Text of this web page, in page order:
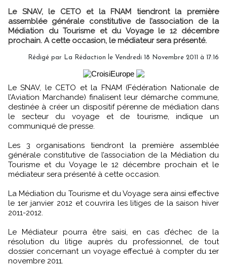
Le SNAV, le CETO et la FNAM tiendront la première
assemblée générale constitutive de l’association de la
Médiation du Tourisme et du Voyage le 12 décembre
prochain. A cette occasion, le médiateur sera présenté.
Rédigé par La Rédaction le Vendredi 18 Novembre 2011 à 17:16
Le SNAV, le CETO et la FNAM (Fédération Nationale de
l’Aviation Marchande) finalisent leur démarche commune,
destinée à créer un dispositif pérenne de médiation dans
le secteur du voyage et de tourisme, indique un
communiqué de presse.
Les 3 organisations tiendront la première assemblée
générale constitutive de l’association de la Médiation du
Tourisme et du Voyage le 12 décembre prochain et le
médiateur sera présenté à cette occasion.
La Médiation du Tourisme et du Voyage sera ainsi effective
le 1er janvier 2012 et couvrira les litiges de la saison hiver
2011-2012.
Le Médiateur pourra être saisi, en cas d’échec de la
résolution du litige auprès du professionnel, de tout
dossier concernant un voyage effectué à compter du 1er
novembre 2011.